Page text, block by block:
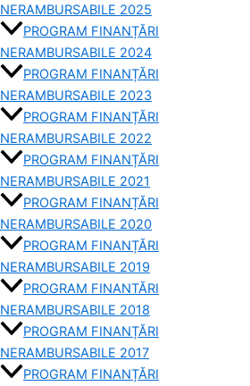
NERAMBURSABILE 2025
PROGRAM FINANȚĂRI
NERAMBURSABILE 2024
PROGRAM FINANȚĂRI
NERAMBURSABILE 2023
PROGRAM FINANȚĂRI
NERAMBURSABILE 2022
PROGRAM FINANȚĂRI
NERAMBURSABILE 2021
PROGRAM FINANȚĂRI
NERAMBURSABILE 2020
PROGRAM FINANȚĂRI
NERAMBURSABILE 2019
PROGRAM FINANTĂRI
NERAMBURSABILE 2018
PROGRAM FINANȚĂRI
NERAMBURSABILE 2017
PROGRAM FINANȚĂRI